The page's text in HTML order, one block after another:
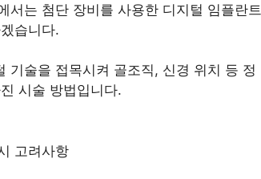
서는 첨단 장비를 사용한 디지털 임플란트
습니다.
기술을 접목시켜 골조직, 신경 위치 등 정
시술 방법입니다.
고려사항